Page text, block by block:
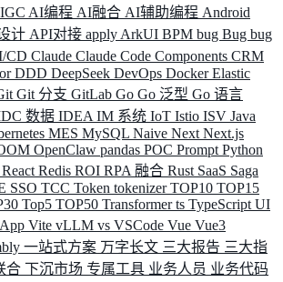
AI编程 AI融合 AI辅助编程 Android
计 API对接 apply ArkUI BPM bug Bug bug
CD Claude Claude Code Components CRM
DDD DeepSeek DevOps DockerElastic
Git 分支 GitLab Go Go 泛型 Go 语言
数据 IDEA IM 系统 IoT Istio ISV Java
MES MySQL Naive Next Next.js
OpenClaw pandas POC Prompt Python
React Redis ROI RPA 融合 Rust SaaS Saga
SSO TCC Token tokenizerTOP10 TOP15
Top5 TOP50 Transformerts TypeScript UI
Vite vLLM vs VSCode Vue Vue3
一站式方案 万字长文 三大报告 三大指
合 下沉市场 专属工具 业务人员 业务代码